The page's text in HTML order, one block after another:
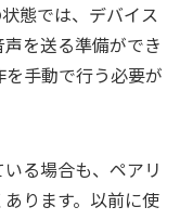
態では、デバイス
を送る準備ができ
手動で行う必要が
る場合も、ペアリ
ります。以前に使